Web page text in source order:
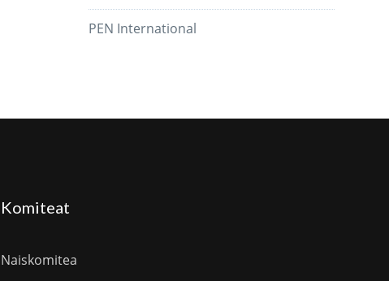
PEN International
Komiteat
Naiskomitea